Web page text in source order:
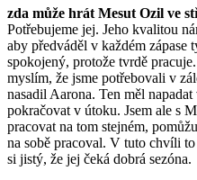
zda může hrát Mesut Ozil ve
Potřebujeme jej. Jeho kvalitou
aby předváděl v každém zápase
spokojený, protože tvrdě
myslím, že jsme potřebovali v
nasadil Aarona. Ten měl
pokračovat v útoku. Jsem ale s
pracovat na tom stejném,
na sobě pracoval. V tuto chvíli
si jistý, že jej čeká dobrá sezóna.